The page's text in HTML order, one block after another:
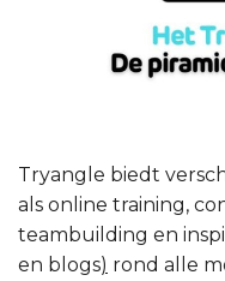
Tryangle biedt
als online training,
teambuilding en
en blogs) rond alle